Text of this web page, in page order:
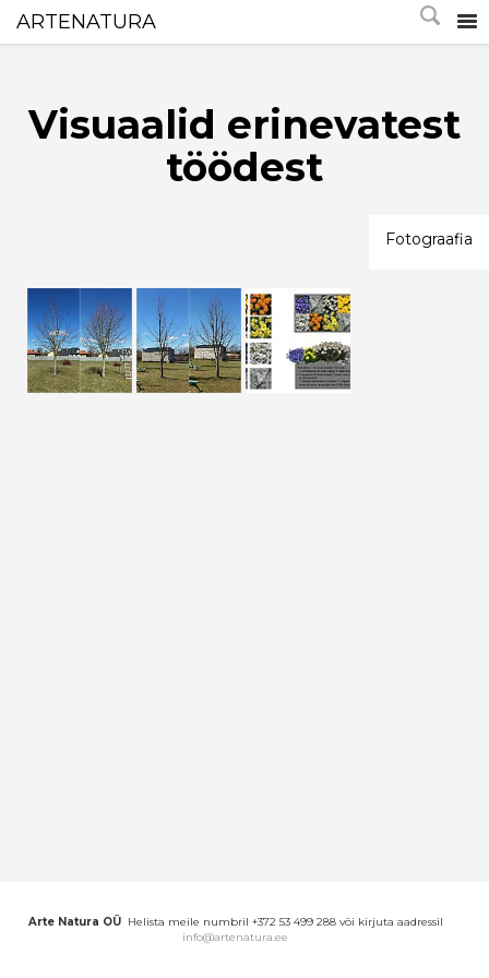
ARTENATURA
Visuaalid erinevatest
töödest
Fotograafia
Arte Natura OÜ Helista meile numbril +372 53 499 288 või kirjuta aadressil
info@artenatura.ee